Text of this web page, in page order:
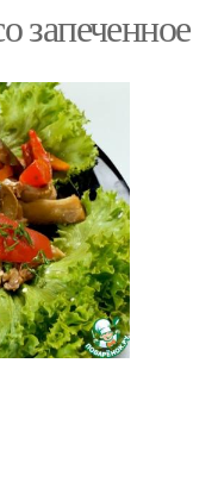
в соевом соусе
Овощи в духовке
Овощи с сыром
запеченное